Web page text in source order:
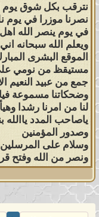
نترقب بكل شوق يوم
نصرنا موزرا في يوم
في يوم ينصر الله اهل
ويعلم الله سبحانه
الموقع البشرى
مستيقظ من نومي
جمع من عبيد النعيم
وضحكاتنا مسموعة
لنا من امرنا رشدا
ياصاحب المدد
وصدور المؤمنين
وسلام على المرسلين
ونصر من الله وفتح